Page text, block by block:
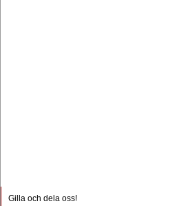
Gilla och dela oss!